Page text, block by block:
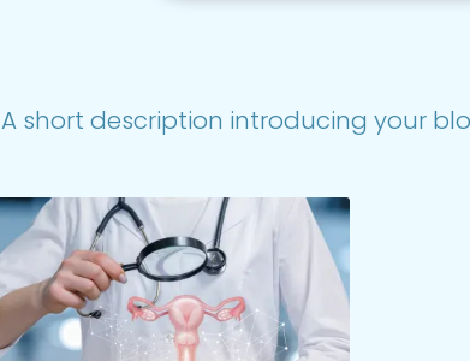
A short description introducing your